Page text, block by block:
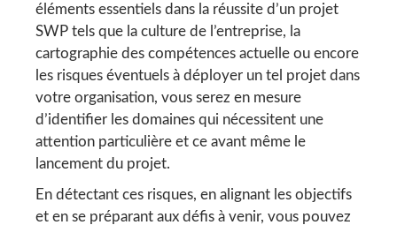
éléments essentiels dans la réussite d’un projet
SWP tels que la culture de l’entreprise, la
cartographie des compétences actuelle ou encore
les risques éventuels à déployer un tel projet dans
votre organisation, vous serez en mesure
d’identifier les domaines qui nécessitent une
attention particulière et ce avant même le
lancement du projet.
En détectant ces risques, en alignant les objectifs
et en se préparant aux défis à venir, vous pouvez